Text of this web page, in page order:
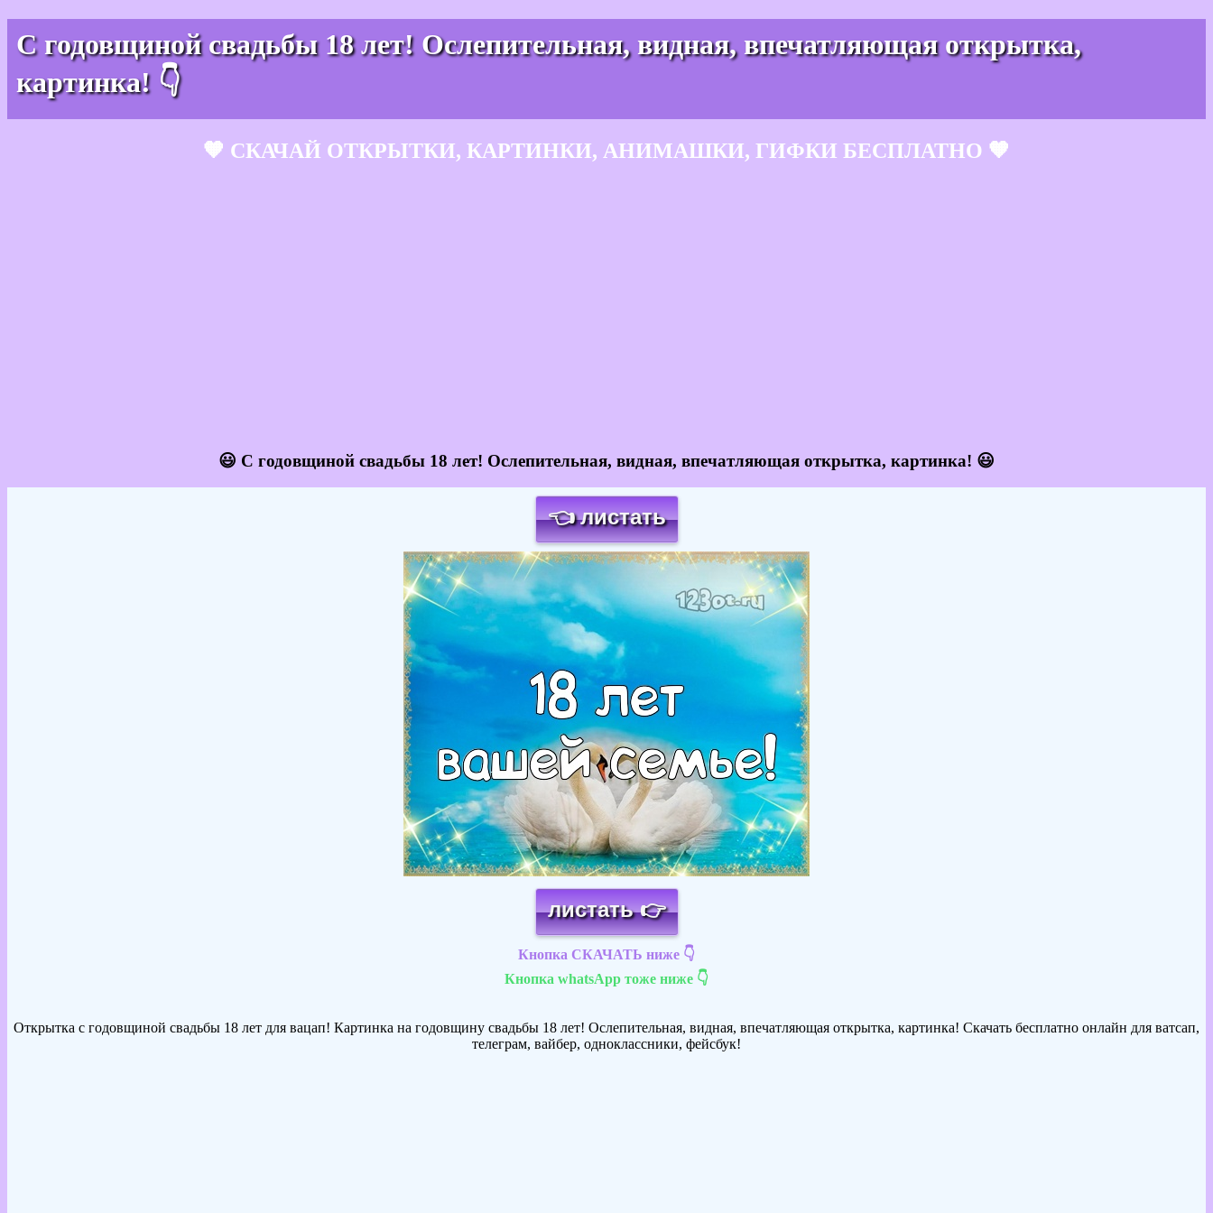
С годовщиной свадьбы 18 лет! Ослепительная, видная, впечатляющая открытка,
картинка! 👇
🧡 СКАЧАЙ ОТКРЫТКИ, КАРТИНКИ, АНИМАШКИ, ГИФКИ БЕСПЛАТНО 🧡
😃 С годовщиной свадьбы 18 лет! Ослепительная, видная, впечатляющая открытка, картинка! 😃
👈 листать
Загрузка картинки...
листать 👉
Кнопка СКАЧАТЬ ниже 👇
Кнопка whatsApp тоже ниже 👇
Открытка с годовщиной свадьбы 18 лет для вацап! Картинка на годовщину свадьбы 18 лет! Ослепительная, видная, впечатляющая открытка, картинка! Скачать бесплатно онлайн для ватсап,
телеграм, вайбер, одноклассники, фейсбук!